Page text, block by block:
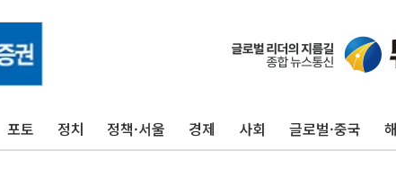
포토 정치 정책·서울 경제 사회 글로벌·중국
캠
[시
라